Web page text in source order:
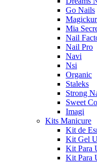
Go Nails
Magickur
Mia
Nail
Nail Pro
Navi
Nsi
Organic
Staleks
Strong
Sweet
Imagi
Kits Manicure
Kit de
Kit Gel
Kit Para
Kit Para